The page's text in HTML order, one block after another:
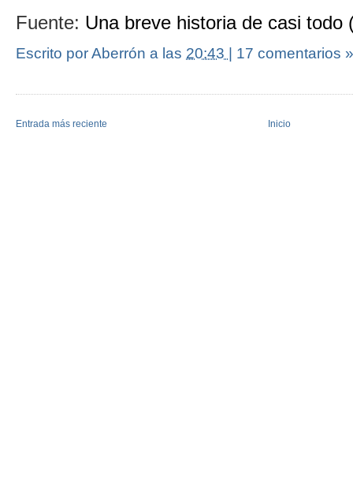
Fuente: Una breve historia de casi todo
Escrito por Aberrón a las 20:43 | 17 comentarios »
Entrada más reciente Inicio